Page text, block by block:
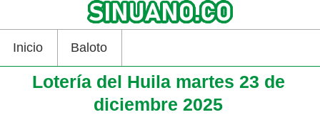
Inicio Baloto
Lotería del Huila martes 23 de
diciembre 2025